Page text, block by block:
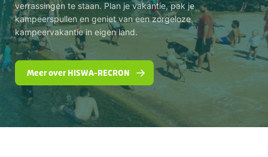
verrassingen te staan. Plan je vakantie, pak je
kampeerspullen en geniet van een zorgeloze
kampeervakantie in eigen land.
Meer over HISWA-RECRON